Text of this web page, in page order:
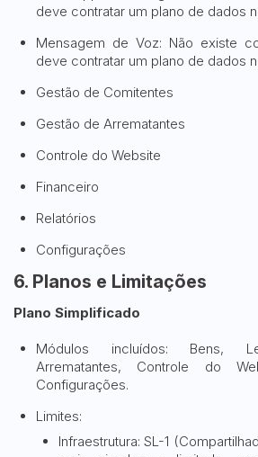
deve contratar um plano de dados
Mensagem de Voz: Não existe
deve contratar um plano de dados
Gestão de Comitentes
Gestão de Arrematantes
Controle do Website
Financeiro
Relatórios
Configurações
6. Planos e Limitações
Plano Simplificado
Módulos incluídos: Bens,
Arrematantes, Controle do
Configurações.
Limites:
Infraestrutura: SL-1